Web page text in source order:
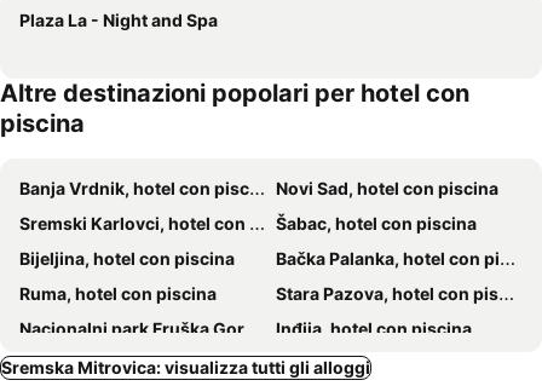
Plaza La - Night and Spa
Altre destinazioni popolari per hotel con
piscina
Banja Vrdnik, hotel con piscina
Novi Sad, hotel con piscina
Sremski Karlovci, hotel con piscina
Šabac, hotel con piscina
Bijeljina, hotel con piscina
Bačka Palanka, hotel con piscina
Ruma, hotel con piscina
Stara Pazova, hotel con piscina
Nacionalni park Fruška Gora, hotel con piscina
Inđija, hotel con piscina
Bački Petrovac, hotel con piscina
Irig, hotel con piscina
Sremska Mitrovica: visualizza tutti gli alloggi